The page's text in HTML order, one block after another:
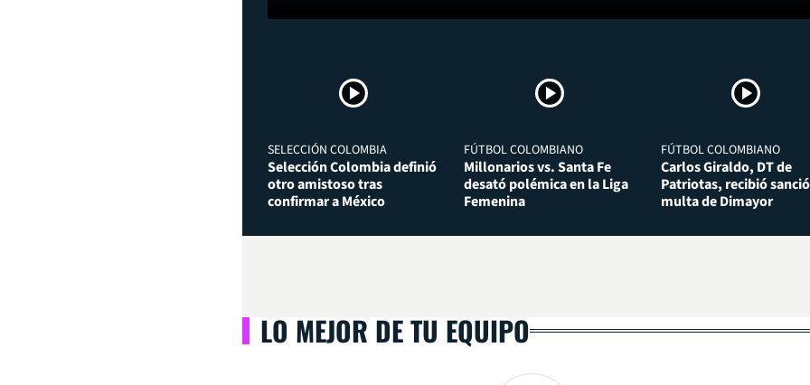
SELECCIÓN COLOMBIA
Selección Colombia definió
otro amistoso tras
confirmar a México
FÚTBOL COLOMBIANO
Millonarios vs. Santa Fe
desató polémica en la Liga
Femenina
FÚTBOL COLOMBIANO
Carlos Giraldo, DT de
Patriotas, recibió
multa de Dimayor
LO MEJOR DE TU EQUIPO